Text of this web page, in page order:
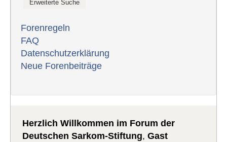
Forenregeln
FAQ
Datenschutzerklärung
Neue Forenbeiträge
Herzlich Willkommen im Forum der
Deutschen Sarkom-Stiftung,Gast